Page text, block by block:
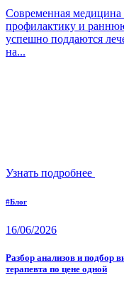
Современная медицина
профилактику и
успешно поддаются
на...
Узнать подробнее
#Блог
16/06/2026
Разбор анализов и подбор
терапевта по цене одной